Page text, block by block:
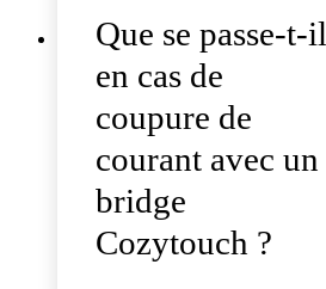
Que se passe-t-il
en cas de
coupure de
courant avec un
bridge
Cozytouch ?